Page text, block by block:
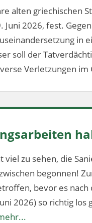
alten griechischen
Juni 2026, fest.
in
soll der
Verletzungen im
zu sehen, die
begonnen!
bevor es nach
2026) so richtig los